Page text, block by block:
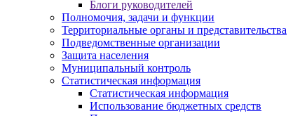
Блоги руководителей
Полномочия, задачи и функции
Территориальные органы и представительства
Подведомственные организации
Защита населения
Муниципальный контроль
Статистическая информация
Статистическая информация
Использование бюджетных средств